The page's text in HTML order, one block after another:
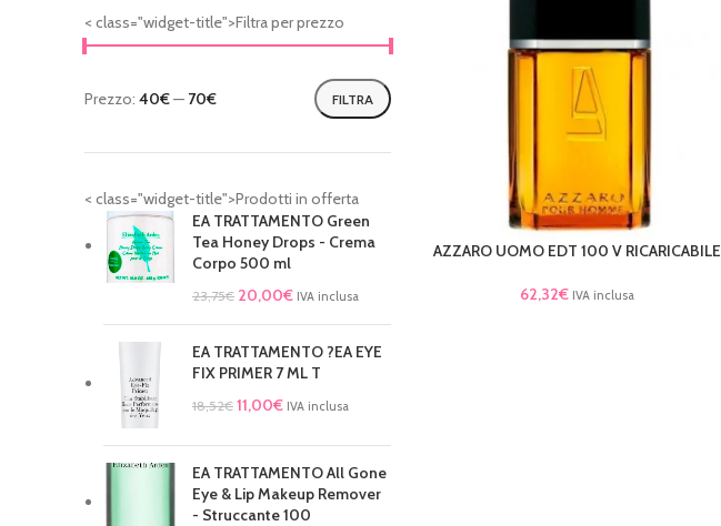
< class="widget-title">Filtra per prezzo
FILTRA
Prezzo: 40€— 70€
< class="widget-title">Prodotti in offerta
EA TRATTAMENTO Green
Tea Honey Drops - Crema
Corpo 500 ml
23,75€ 20,00€ IVA inclusa
EA TRATTAMENTO ?EA EYE
FIX PRIMER 7 ML T
18,52€ 11,00€ IVA inclusa
EA TRATTAMENTO All Gone
Eye & Lip Makeup Remover
- Struccante 100
AGGIUNGI AL CARRELLO
AZZARO UOMO EDT 100 V RICARICABILE
62,32€ IVA inclusa